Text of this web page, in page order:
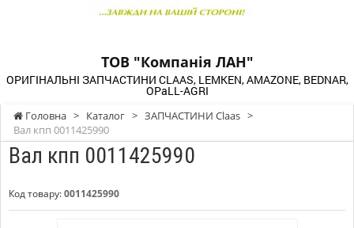
ТОВ "Компанія ЛАН"
ОРИГІНАЛЬНІ ЗАПЧАСТИНИ CLAAS, LEMKEN, AMAZONE, BEDNAR,
OPaLL-AGRI
Головна > Каталог > ЗАПЧАСТИНИ Claas >
Вал кпп 0011425990
Вал кпп 0011425990
Код товару:0011425990